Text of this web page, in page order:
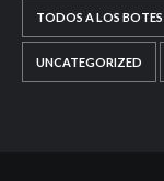
TODOS A LOS
UNCATEGORIZED